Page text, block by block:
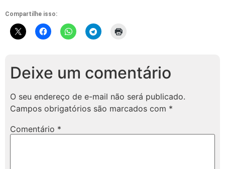
Compartilhe isso:
Deixe um comentário
O seu endereço de e-mail não será publicado.
Campos obrigatórios são marcados com *
Comentário *